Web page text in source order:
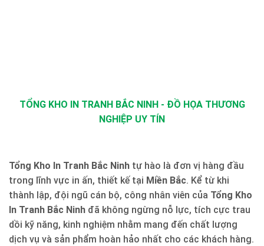
TỔNG KHO IN TRANH BẮC NINH - ĐỒ HỌA THƯƠNG
NGHIỆP UY TÍN
Tổng Kho In Tranh Bắc Ninh tự hào là đơn vị hàng đầu
trong lĩnh vực in ấn, thiết kế tại Miền Bắc. Kể từ khi
thành lập, đội ngũ cán bộ, công nhân viên của Tổng Kho
In Tranh Bắc Ninh đã không ngừng nỗ lực, tích cực trau
dồi kỹ năng, kinh nghiệm nhằm mang đến chất lượng
dịch vụ và sản phẩm hoàn hảo nhất cho các khách hàng.